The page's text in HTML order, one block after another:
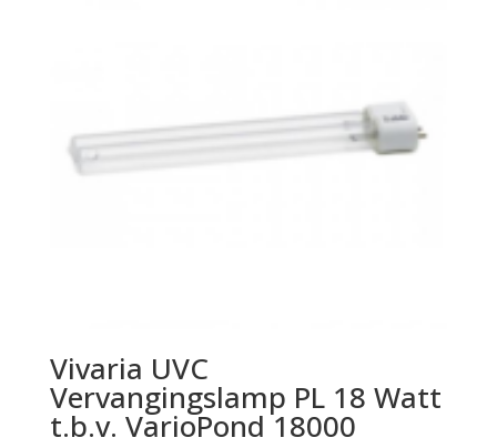
Vivaria UVC
Vervangingslamp PL 18 Watt
t.b.v. VarioPond 18000